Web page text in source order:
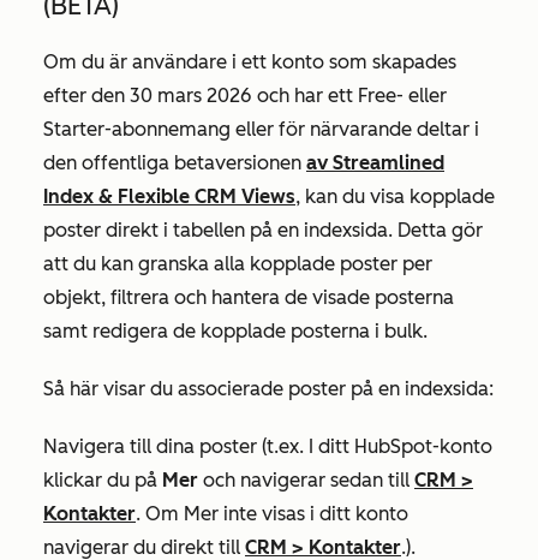
Om du är användare i ett konto som skapades
efter den 30 mars 2026 och har ett Free- eller
Starter-abonnemang eller för närvarande deltar i
den offentliga betaversionen av Streamlined
Index & Flexible CRM Views, kan du visa kopplade
poster direkt i tabellen på en indexsida. Detta gör
att du kan granska alla kopplade poster per
objekt, filtrera och hantera de visade posterna
samt redigera de kopplade posterna i bulk.
Så här visar du associerade poster på en indexsida:
Navigera till dina poster (t.ex. I ditt HubSpot-konto
klickar du på Mer och navigerar sedan till CRM >
Kontakter. Om Mer inte visas i ditt konto
navigerar du direkt till CRM > Kontakter.).